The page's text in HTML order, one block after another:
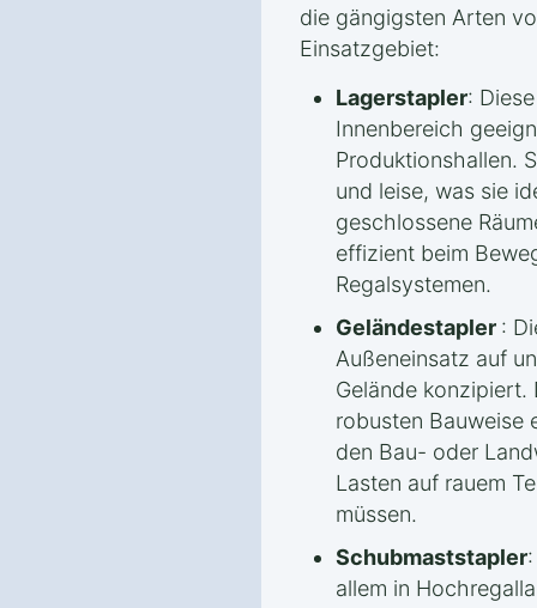
die gängigsten Arten
Einsatzgebiet:
Lagerstapler:
Innenbereich
Produktionshallen.
und leise, was sie
geschlossene
effizient beim
Regalsystemen.
Geländestapler :
Außeneinsatz auf
Gelände konzipiert.
robusten Bauweise
den Bau- oder
Lasten auf rauem
müssen.
Schubmaststapler
allem in